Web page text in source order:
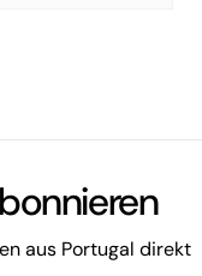
aus Portugal direkt